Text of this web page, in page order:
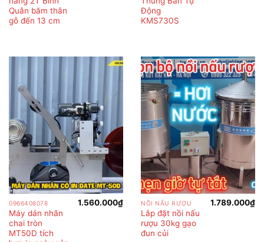
Quân băm thân
gỗ đến 13 cm
1.600.000₫.
Động
KMS730S
0966408078
Máy dán nhãn
chai tròn
MT50D tích
1.560.000₫ NỒI NẤU RƯỢU
Lắp đặt nồi nấu
rượu 30kg gạo
đun củi
1.789.000₫